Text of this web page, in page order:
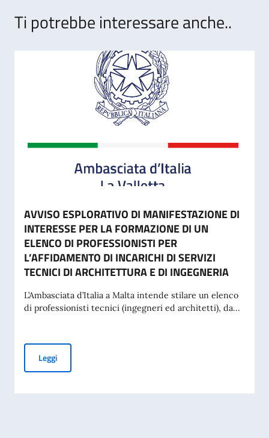
Ti potrebbe interessare anche..
AVVISO ESPLORATIVO DI MANIFESTAZIONE DI
INTERESSE PER LA FORMAZIONE DI UN
ELENCO DI PROFESSIONISTI PER
L’AFFIDAMENTO DI INCARICHI DI SERVIZI
TECNICI DI ARCHITETTURA E DI INGEGNERIA
L’Ambasciata d’Italia a Malta intende stilare un elenco
di professionisti tecnici (ingegneri ed architetti), da...
LeggiAVVISO ESPLORATIVO DI MANIFESTAZIONE DI